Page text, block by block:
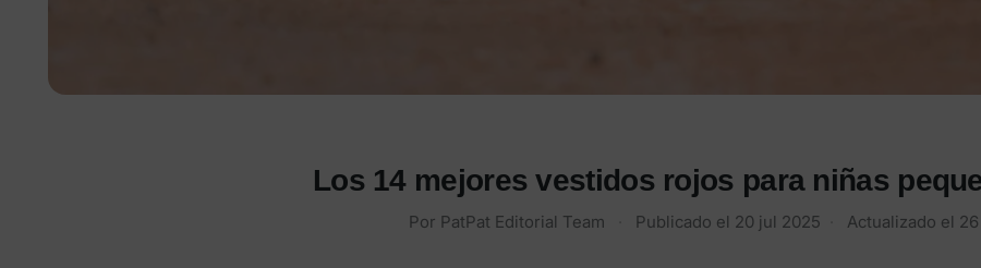
Los 14 mejores vestidos rojos para niñas
Por PatPat Editorial Team Publicado el 20 jul 2025 Actualizado el